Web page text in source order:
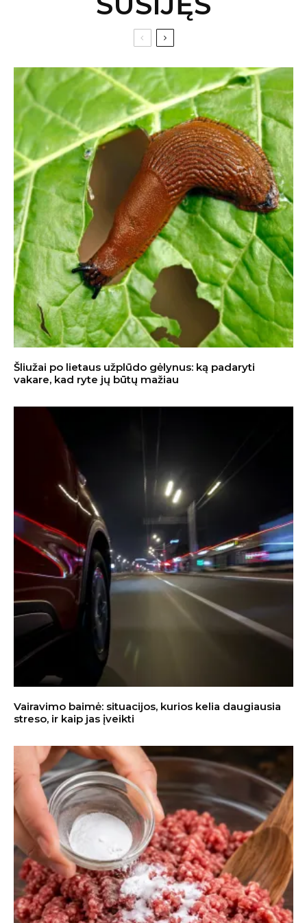
Šliužai po lietaus užplūdo gėlynus: ką padaryti
vakare, kad ryte jų būtų mažiau
Vairavimo baimė: situacijos, kurios kelia daugiausia
streso, ir kaip jas įveikti